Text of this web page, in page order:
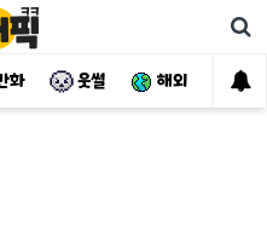
화 웃썰 해외 핫